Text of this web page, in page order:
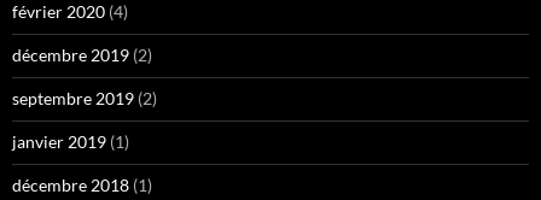
février 2020 (4)
décembre 2019 (2)
septembre 2019 (2)
janvier 2019 (1)
décembre 2018 (1)